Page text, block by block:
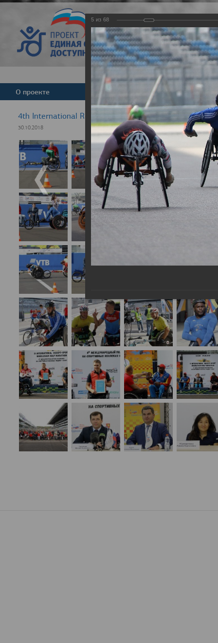
Версия для
О проекте Команда Новости
4th International Rezept-Sport Wheelchair Half
30.10.2018
5 из 68